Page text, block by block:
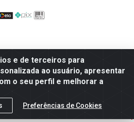
e de terceiros para
ao usuário, apresentar
o seu perfil e melhorar a
Preferências de Cookies
Ferragens LTDA - Rua do Matoso, 132 -
descontos, preços e prazos de